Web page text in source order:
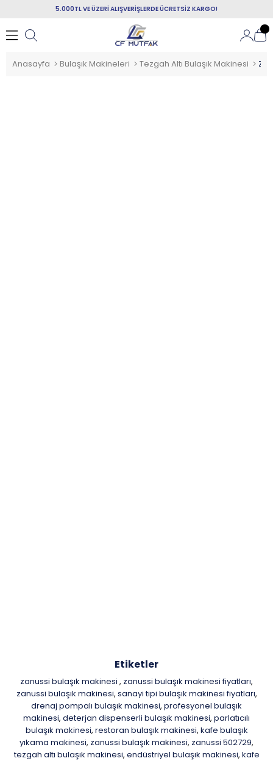
5.000TL VE ÜZERİ ALIŞVERİŞLERDE ÜCRETSİZ KARGO!
Anasayfa Bulaşık Makineleri Tezgah Altı Bulaşık Makinesi
Etiketler
zanussi bulaşık makinesi , zanussi bulaşık makinesi fiyatları,
zanussi bulaşık makinesi, sanayi tipi bulaşık makinesi fiyatları,
drenaj pompalı bulaşık makinesi, profesyonel bulaşık
makinesi, deterjan dispenserli bulaşık makinesi, parlatıcılı
bulaşık makinesi, restoran bulaşık makinesi, kafe bulaşık
yıkama makinesi, zanussi bulaşık makinesi, zanussi 502729,
tezgah altı bulaşık makinesi, endüstriyel bulaşık makinesi, kafe